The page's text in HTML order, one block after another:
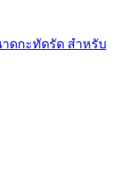
าดกะทัดรัด สำหรับ